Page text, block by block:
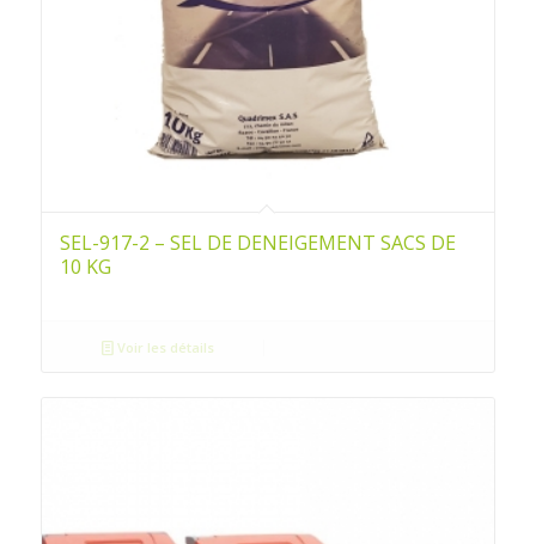
SEL-917-2 – SEL DE DENEIGEMENT SACS DE
10 KG
Voir les détails